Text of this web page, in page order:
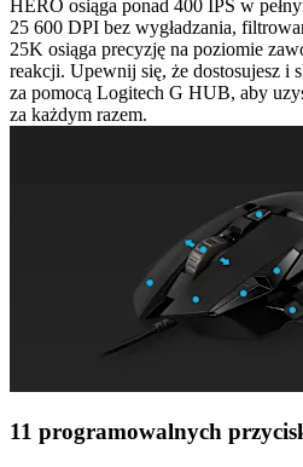
HERO osiąga ponad 400 IPS w
25 600 DPI bez wygładzania,
25K osiąga precyzję na poziomie
reakcji. Upewnij się, że dostosujesz i
za pomocą Logitech G HUB, aby
za każdym razem.
11 programowalnych